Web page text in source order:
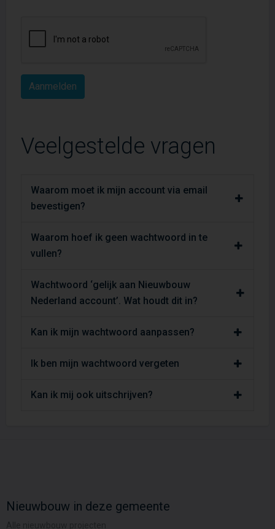
Veelgestelde vragen
Waarom moet ik mijn account via email
bevestigen?
Waarom hoef ik geen wachtwoord in te
vullen?
Wachtwoord ‘gelijk aan Nieuwbouw
Nederland account’. Wat houdt dit in?
Kan ik mijn wachtwoord aanpassen?
Ik ben mijn wachtwoord vergeten
Kan ik mij ook uitschrijven?
Nieuwbouw in deze gemeente